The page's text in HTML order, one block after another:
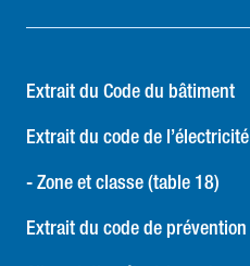
Extrait du Code du bâtiment
Extrait du code de l’électricité
- Zone et classe (table 18)
Extrait du code de